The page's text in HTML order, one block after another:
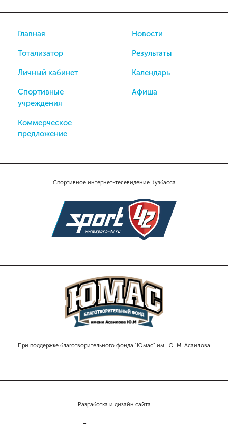
Спортивное интернет-телевидение Кузбасса
При поддержке благотворительного фонда "Юмас" им. Ю. М. Асаилова
Главная
Тотализатор
Личный кабинет
Спортивные
учреждения
Коммерческое
предложение
Новости
Результаты
Календарь
Афиша
Разработка и дизайн сайта